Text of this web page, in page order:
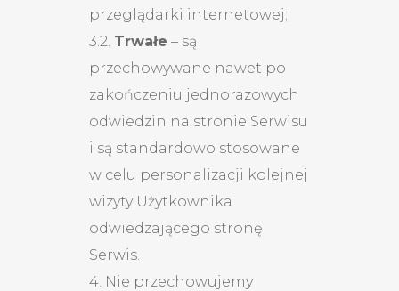
przeglądarki internetowej;
3.2. Trwałe – są
przechowywane nawet po
zakończeniu jednorazowych
odwiedzin na stronie Serwisu
i są standardowo stosowane
w celu personalizacji kolejnej
wizyty Użytkownika
odwiedzającego stronę
Serwis.
4. Nie przechowujemy